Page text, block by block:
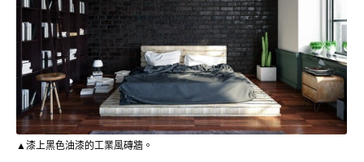
▲漆上黑色油漆的工業風磚牆。